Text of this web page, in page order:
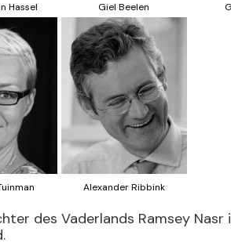
Hassel Giel Beelen
Alexander Ribbink
des Vaderlands Ramsey Nasr